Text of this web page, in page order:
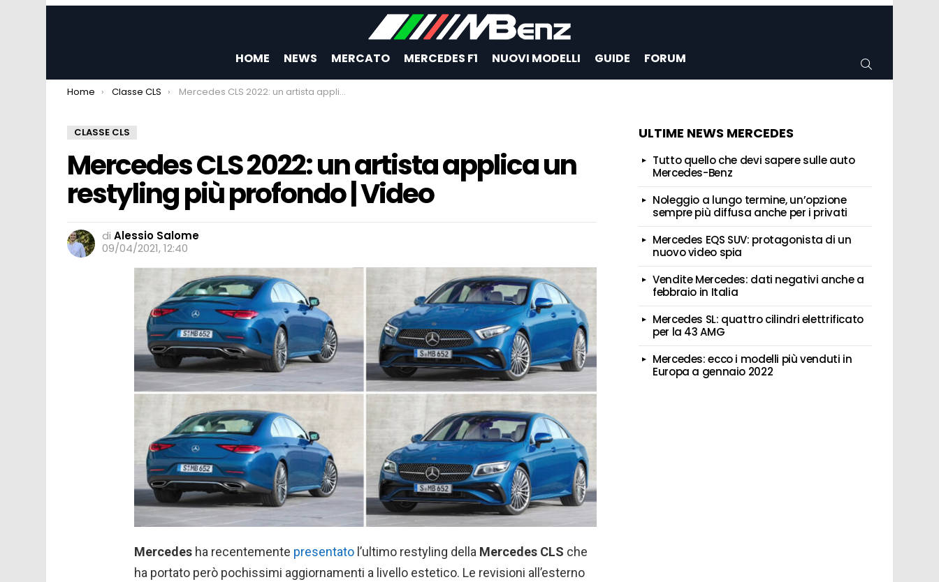
HOME NEWS MERCATO MERCEDES F1 NUOVI MODELLI GUIDE FORUM
You are here:
Home Classe CLS Mercedes CLS 2022: un artista applica un restyling più profondo | Video
CLASSE CLS
Mercedes CLS 2022: un artista applica un
restyling più profondo | Video
di Alessio Salome
09/04/2021, 12:40
Mercedes ha recentemente presentato l’ultimo restyling della Mercedes CLS che
ha portato però pochissimi aggiornamenti a livello estetico. Le revisioni all’esterno
ULTIME NEWS MERCEDES
Tutto quello che devi sapere sulle auto
Mercedes-Benz
Noleggio a lungo termine, un’opzione
sempre più diffusa anche per i privati
Mercedes EQS SUV: protagonista di un
nuovo video spia
Vendite Mercedes: dati negativi anche a
febbraio in Italia
Mercedes SL: quattro cilindri elettrificato
per la 43 AMG
Mercedes: ecco i modelli più venduti in
Europa a gennaio 2022